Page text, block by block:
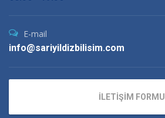
E-mail
info@sariyildizbilisim.com
İLETİŞİM FORMU